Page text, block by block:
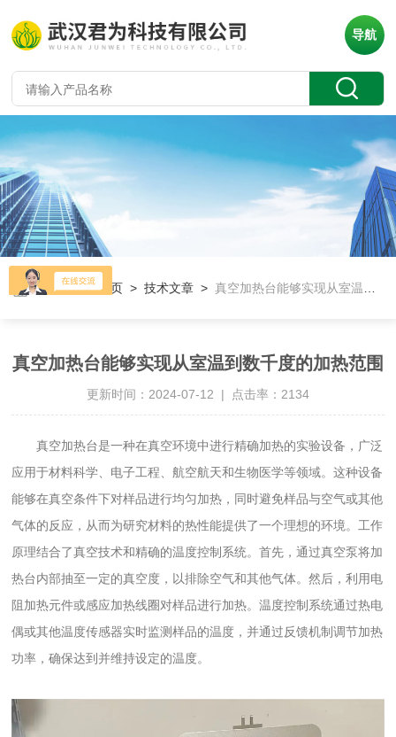
导航
当前位置：首页 >技术文章 >真空加热台能够实现从室温到数千度的加热范围
真空加热台能够实现从室温到数千度的加热范围
更新时间：2024-07-12 | 点击率：2134
真空加热台是一种在真空环境中进行精确加热的实验设备，广泛
应用于材料科学、电子工程、航空航天和生物医学等领域。这种设备
能够在真空条件下对样品进行均匀加热，同时避免样品与空气或其他
气体的反应，从而为研究材料的热性能提供了一个理想的环境。工作
原理结合了真空技术和精确的温度控制系统。首先，通过真空泵将加
热台内部抽至一定的真空度，以排除空气和其他气体。然后，利用电
阻加热元件或感应加热线圈对样品进行加热。温度控制系统通过热电
偶或其他温度传感器实时监测样品的温度，并通过反馈机制调节加热
功率，确保达到并维持设定的温度。